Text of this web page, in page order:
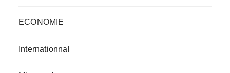
ECONOMIE
Internationnal